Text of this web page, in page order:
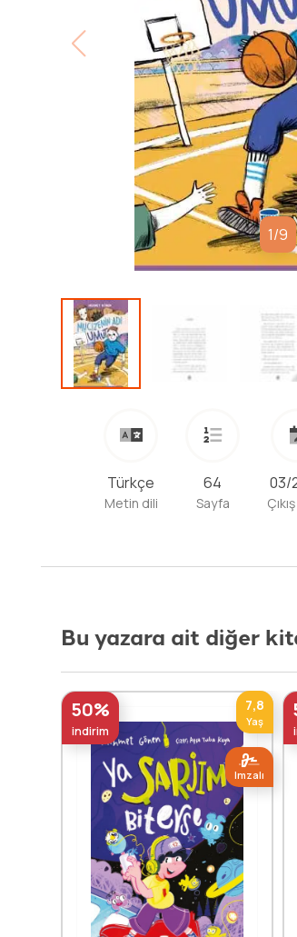
1/9
Türkçe
Metin dili
64
Sayfa
03/
Hayalleri ve hayatı basketboldan
sonrasında sahalardan uzak
tutamaz. Arkadaşı Cansu ve
eder.Umut’un kartonlardan
dile dolaşmaya başlar ve çocuklar
Devamını Oku
Bu yazara ait diğer
50%
indirim
7,8
Yaş
Imzalı